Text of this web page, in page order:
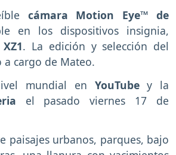
cámara Motion Eye™ de
en los dispositivos insignia,
. La edición y selección del
cargo de Mateo.
mundial en YouTubey la
el pasado viernes 17 de
paisajes urbanos, parques, bajo